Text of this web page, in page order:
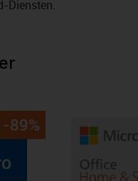
Diensten.
-89%